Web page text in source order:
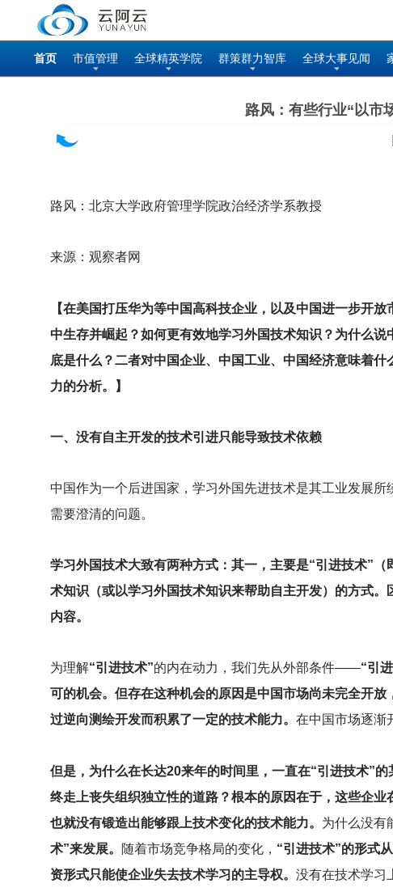
首页 市值管理 全球精英学院 群策群力智库 全球大事见闻
路风：有些行业“以市
路风：北京大学政府管理学院政治经济学系教授
来源：观察者网
【在美国打压华为等中国高科技企业，以及中国进一步开
中生存并崛起？如何更有效地学习外国技术知识？为什么
底是什么？二者对中国企业、中国工业、中国经济意味着
力的分析。】
一、没有自主开发的技术引进只能导致技术依赖
中国作为一个后进国家，学习外国先进技术是其工业发展
需要澄清的问题。
学习外国技术大致有两种方式：其一，主要是“引进技术”
术知识（或以学习外国技术知识来帮助自主开发）的方式
内容。
为理解“引进技术”的内在动力，我们先从外部条件——“引
可的机会。但存在这种机会的原因是中国市场尚未完全开
过逆向测绘开发而积累了一定的技术能力。 在中国市场逐渐
但是，为什么在长达20来年的时间里，一直在“引进技术”
终走上丧失组织独立性的道路？根本的原因在于，这些企
也就没有锻造出能够跟上技术变化的技术能力。 为什么没有
术”来发展。
随着市场竞争格局的变化， “引进技术”的形式
资形式只能使企业失去技术学习的主导权。 没有在技术学习